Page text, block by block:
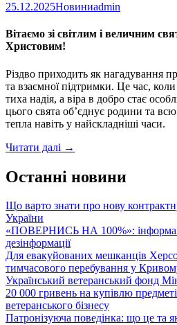
вступ
закладів
вищої
МВС
України
25.12.2025Новиниadmin
Вітаємо зі світлим і величним
Христовим!
Різдво приходить як нагадування
та взаємної підтримки. Це час,
тиха надія, а віра в добро стає
цього свята об’єднує родини та
тепла навіть у найскладніші часи.
Читати далі 25
–
Різдво
→
Останні новини
Що варто знати про нову
України
«ПОВЕРНИСЬ НА 100%»:
дезінформації
Для евакуйованих мешканців
тимчасового перебування у
Український ветеранський фонд
20 000 гривень на купівлю
ветеранського бізнесу
Патронізуюча поведінка: що це та